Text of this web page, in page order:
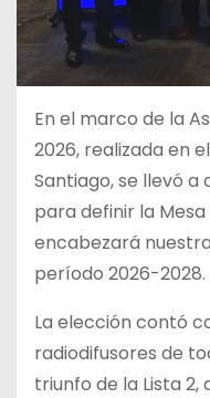
En el marco de la
2026, realizada en
Santiago, se llevó
para definir la
encabezará
período 2026-2028.
La elección contó
radiodifusores de
triunfo de la Lista